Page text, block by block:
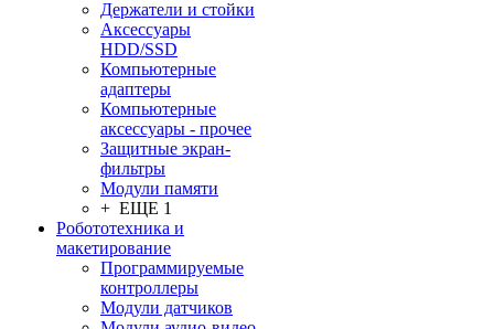
Держатели и стойки
Аксессуары
HDD/SSD
Компьютерные
адаптеры
Компьютерные
аксессуары - прочее
Защитные экран-
фильтры
Модули памяти
+ ЕЩЕ 1
Робототехника и
макетирование
Программируемые
контроллеры
Модули датчиков